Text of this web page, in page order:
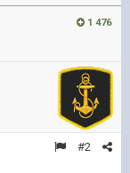
1 476
#2